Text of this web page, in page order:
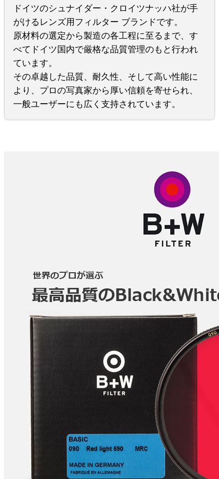
ドイツのシュナイダー・クロイツナッハ社が手
がけるレンズ用フィルター ブランドです。
原材料の選定から製造の各工程に至るまで、す
べてドイツ国内で厳格な品質管理のもと行われ
ています。
その卓越した品質、耐久性、そして高い性能に
より、プロの写真家から厚い信頼を寄せられ、
一般ユーザーにも広く支持されています。